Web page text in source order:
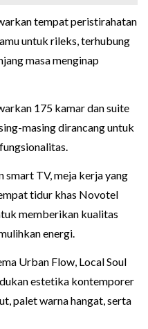
tempat peristirahatan
untuk rileks, terhubung
masa menginap
175 kamar dan suite
masing dirancang untuk
smart TV, meja kerja yang
tidur khas Novotel
memberikan kualitas
energi.
Urban Flow, Local Soul
estetika kontemporer
palet warna hangat, serta